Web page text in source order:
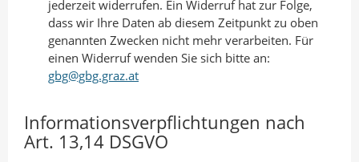
jederzeit widerrufen. Ein Widerruf hat zur Folge,
dass wir Ihre Daten ab diesem Zeitpunkt zu oben
genannten Zwecken nicht mehr verarbeiten. Für
einen Widerruf wenden Sie sich bitte an:
gbg@gbg.graz.at
Informationsverpflichtungen nach
Art. 13,14 DSGVO